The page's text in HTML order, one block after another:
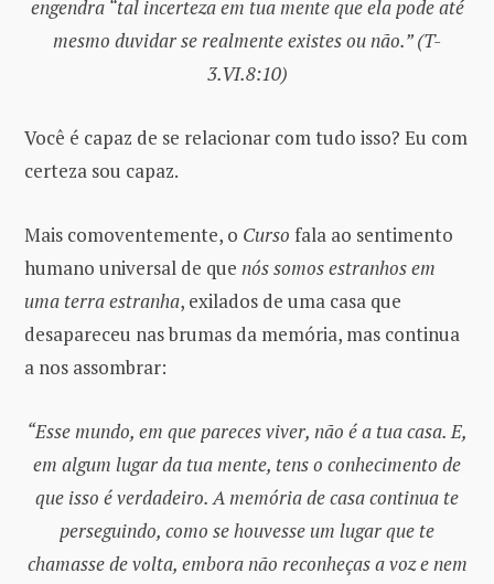
engendra “tal incerteza em tua mente que ela pode até
mesmo duvidar se realmente existes ou não.” (T-
3.VI.8:10)
Você é capaz de se relacionar com tudo isso? Eu com
certeza sou capaz.
Mais comoventemente, o Curso fala ao sentimento
humano universal de que nós somos estranhos em
uma terra estranha, exilados de uma casa que
desapareceu nas brumas da memória, mas continua
a nos assombrar:
“Esse mundo, em que pareces viver, não é a tua casa. E,
em algum lugar da tua mente, tens o conhecimento de
que isso é verdadeiro. A memória de casa continua te
perseguindo, como se houvesse um lugar que te
chamasse de volta, embora não reconheças a voz e nem